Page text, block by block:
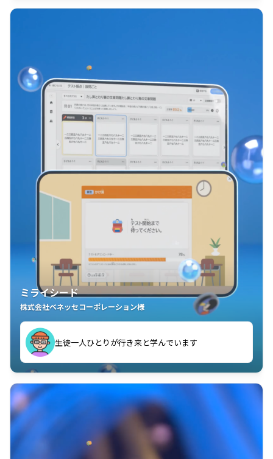
ミライシード
株式会社ベネッセコーポレーション様
生徒一人ひとりが行き来と学んでいます
教室中の児童生徒が「問題が解けてうれしい」「解く
ことが楽しい」を実感しています